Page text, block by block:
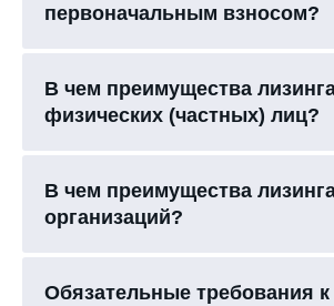
первоначальным взносом?
В чем преимущества
физических (частных) лиц?
В чем преимущества
организаций?
Обязательные требования к